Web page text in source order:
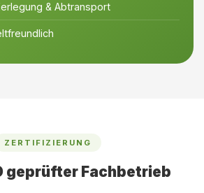
& Abtransport
ZERTIFIZIERUNG
geprüfter Fachbetrieb